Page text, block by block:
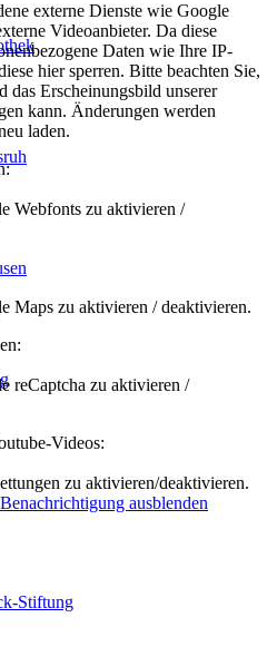
Stiftung
externe Dienste wie Google
Videoanbieter. Da diese
Daten wie Ihre IP-
hier sperren. Bitte beachten Sie,
das Erscheinungsbild unserer
kann. Änderungen werden
laden.
Webfonts zu aktivieren /
Maps zu aktivieren / deaktivieren.
reCaptcha zu aktivieren /
Videos:
zu aktivieren/deaktivieren.
ausblenden